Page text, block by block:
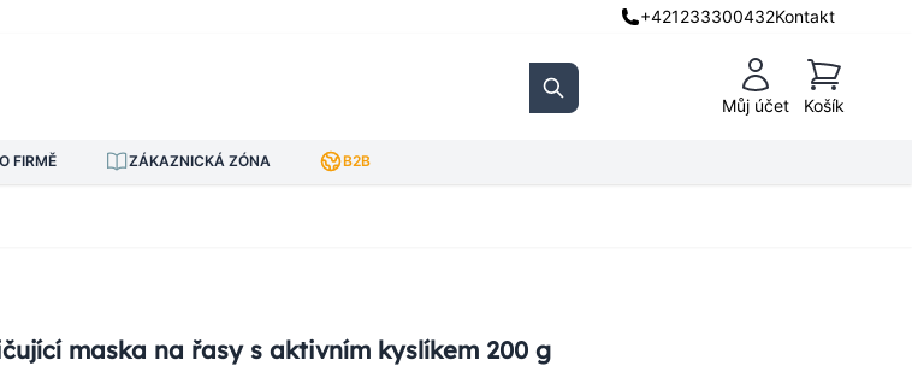
+421233300432Kontakt
Search Můj účet
Košík
Košík
O FIRMĚ ZÁKAZNICKÁ ZÓNA B2B
maska na řasy s aktivním kyslíkem 200 g